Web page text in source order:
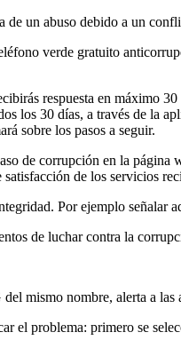
de un abuso debido a un
verde gratuito
respuesta en máximo
los 30 días, a través de la
sobre los pasos a seguir.
de corrupción en la página
de los servicios
Por ejemplo señalar
de luchar contra la
mismo nombre, alerta a las
el problema: primero se